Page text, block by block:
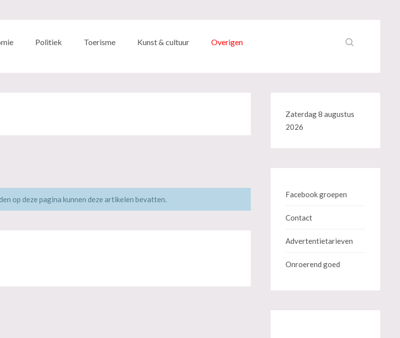
Politiek Toerisme Kunst & cultuur Overigen
op deze pagina kunnen deze artikelen bevatten.
Zaterdag 8 augustus
2026
Facebook groepen
Contact
Advertentietarieven
Onroerend goed